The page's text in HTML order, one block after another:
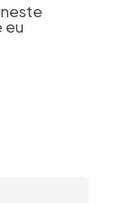
eu